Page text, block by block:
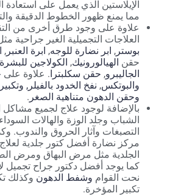
الإيلاستين الذي يعمل على استعادة
مما يمنع ظهور الخطوط الدقيقة
علاوة على وجود طرق أخرى من
العلاجات التجميلية الغير جراحية
بوستر , ابر نضارة للوجه, ابرة العنبر ,
حقن الهيالورونيك, الكولاجين للبشرة
الجاليبرو, حقن سكلبترا . علاوة على
والبوتكس, نفخ الخدود بالفيلر ,
وحقن الدهون متناهية الصغر .
بالإضافة لوجود علاج لجميع
الشباب وجلد الوزة والهالات
التصبغات وآثار الحروق والندوب.
مركز نضارة أفضل كتور جلدية
الجلدية مثل مرض البهاق ومرض
كما يوجد أفضل دكتور جراح تجميل
نحت القوام وشفط الدهون وكذلك
تكبير المؤخرة.